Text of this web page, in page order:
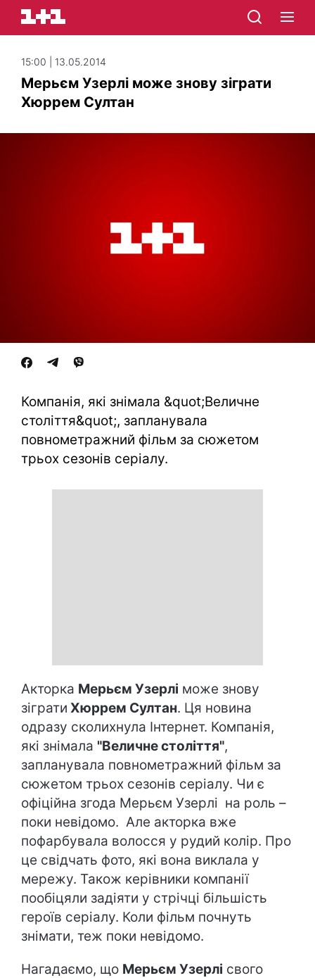
15:00 | 13.05.2014
Мерьєм Узерлі може знову зіграти
Хюррем Султан
Компанія, які знімала &quot;Величне
століття&quot;, запланувала
повнометражний фільм за сюжетом
трьох сезонів серіалу.
Акторка Мерьєм Узерлі може знову
зіграти Хюррем Султан. Ця новина
одразу сколихнула Інтернет. Компанія,
які знімала "Величне століття",
запланувала повнометражний фільм за
сюжетом трьох сезонів серіалу. Чи є
офіційна згода Мерьєм Узерлі на роль –
поки невідомо. Але акторка вже
пофарбувала волосся у рудий колір. Про
це свідчать фото, які вона виклала у
мережу. Також керівники компанії
пообіцяли задіяти у стрічці більшість
героїв серіалу. Коли фільм почнуть
знімати, теж поки невідомо.
Нагадаємо, що Мерьєм Узерлі свого